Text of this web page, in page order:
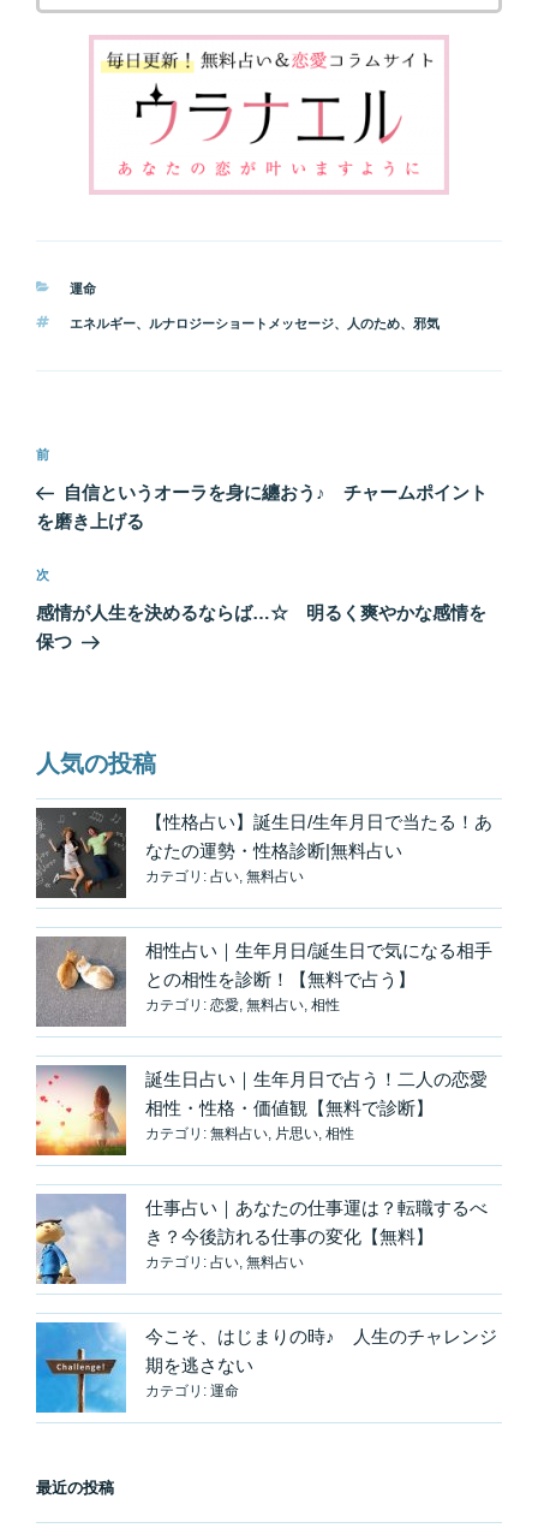
カ
ゴ
ー
運命
タ
エネルギー、 ルナロジーショートメッセージ、 人のため、 邪気
投
ナ
ゲ
ー
シ
前
の
投
前
自信というオーラを身に纏おう♪ チャームポイント
を磨き上げる
次
の
投
次
感情が人生を決めるならば…☆ 明るく爽やかな感情を
保つ
人気の投稿
【性格占い】誕生日/生年月日で当たる！あ
なたの運勢・性格診断|無料占い
カテゴリ: 占い, 無料占い
相性占い｜生年月日/誕生日で気になる相手
との相性を診断！【無料で占う】
カテゴリ: 恋愛, 無料占い, 相性
誕生日占い｜生年月日で占う！二人の恋愛
相性・性格・価値観【無料で診断】
カテゴリ: 無料占い, 片思い, 相性
仕事占い｜あなたの仕事運は？転職するべ
き？今後訪れる仕事の変化【無料】
カテゴリ: 占い, 無料占い
今こそ、はじまりの時♪ 人生のチャレンジ
期を逃さない
カテゴリ: 運命
最近の投稿